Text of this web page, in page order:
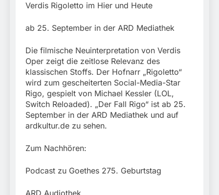
Verdis Rigoletto im Hier und Heute
ab 25. September in der ARD Mediathek
Die filmische Neuinterpretation von Verdis
Oper zeigt die zeitlose Relevanz des
klassischen Stoffs. Der Hofnarr „Rigoletto“
wird zum gescheiterten Social-Media-Star
Rigo, gespielt von Michael Kessler (LOL,
Switch Reloaded). „Der Fall Rigo“ ist ab 25.
September in der ARD Mediathek und auf
ardkultur.de zu sehen.
Zum Nachhören:
Podcast zu Goethes 275. Geburtstag